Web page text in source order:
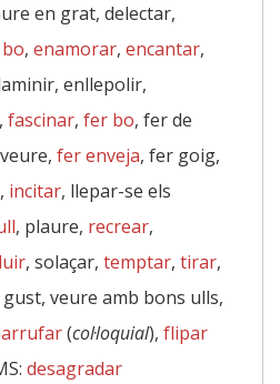
en grat, delectar,
, enamorar, encantar,
enllepolir,
, fascinar, fer bo, fer de
fer enveja, fer goig,
incitar, llepar-se els
, plaure, recrear,
, solaçar, temptar, tirar,
veure amb bons ulls,
(col·loquial), flipar
desagradar